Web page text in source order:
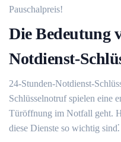
Pauschalpreis!​
Die Bedeutung
Notdienst-
24-Stunden-Notdienst-
Schlüsselnotruf spielen eine
Türöffnung im Notfall geht.​
diese Dienste so wichtig sind⁚